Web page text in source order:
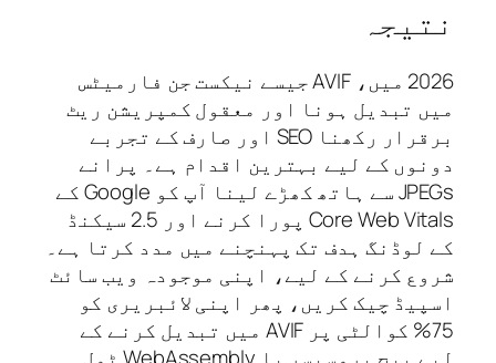
2026 میں، AVIF جیسے نیکست جن فارمیٹس
تبدیل ہونا اور معقول کمپریشن ریٹ
برقرار رکھنا SEO اور صارف کے تجربے
کے لیے بہترین اقدام ہے۔ پرانے
JPEGs سے ہاتھ کھڑے لینا آپ کو Google کے
Core Web Vitals پورا کرنے اور 2.5 سیکنڈ
ہدف تک پہنچنے میں مدد کرتا ہے۔
کرنے کے لیے، اپنی موجودہ ویب سائٹ
چیک کریں، پھر اپنی لائبریری کو
75% کوالٹی پر AVIF میں تبدیل کرنے کے
لیے بیچ پروسیسر یا WebAssembly ٹول